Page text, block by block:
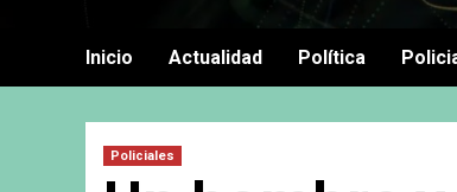
Inicio Actualidad Política
Policiales